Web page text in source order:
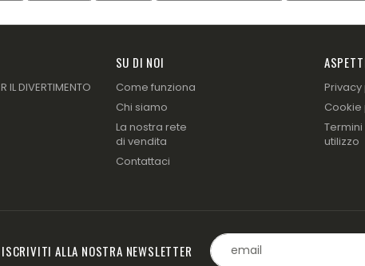
IL DIVERTIMENTO
SU DI NOI
Come funziona
Chi siamo
La nostra rete
di vendita
Contattaci
Cookie
Termini
utilizzo
ISCRIVITI ALLA NOSTRA NEWSLETTER